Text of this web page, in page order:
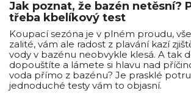
Jak poznat, že bazén netěsní?
třeba kbelíkový test
Koupací sezóna je v plném proudu,
zalité, vám ale radost z plavání kazí
vody v bazénu neobvykle klesá. A tak
dopouštíte a lámete si hlavu nad
voda přímo z bazénu? Je prasklé
jednoduché testy vám to objasní.